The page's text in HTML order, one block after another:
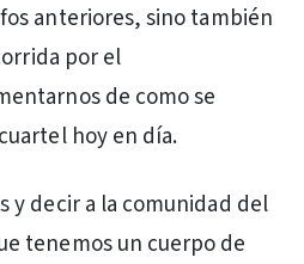
anteriores, sino también
por el
de como se
hoy en día.
y decir a la comunidad del
tenemos un cuerpo de